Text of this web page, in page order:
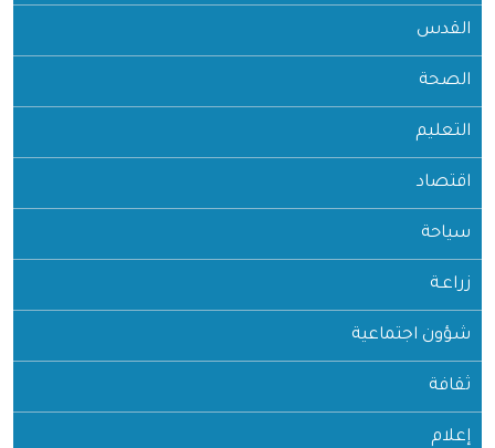
القدس
الصحة
التعليم
اقتصاد
سياحة
زراعـة
شؤون اجتماعية
ثقافة
إعلام